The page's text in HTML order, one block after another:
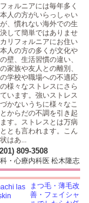
ォルニアには毎年多く
人の方がいらっしゃい
、慣れない海外での生
して簡単ではありませ
リフォルニアにお住い
人の方の多くが文化や
壁、生活習慣の違い、
家族や友人との離別、
学校や職場への不適応
様々なストレスにさら
います。強いストレス
かないうちに様々なこ
からだの不調を引き起
す。ストレスとは万病
とも言われます。こん
はあ...
809-3508
・心療内科医 松木隆志
まつ毛・薄毛改
善・フェイシャ